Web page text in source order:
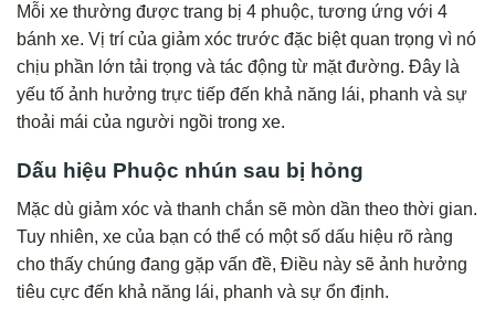
Mỗi xe thường được trang bị 4 phuộc, tương ứng với 4
bánh xe. Vị trí của giảm xóc trước đặc biệt quan trọng vì nó
chịu phần lớn tải trọng và tác động từ mặt đường. Đây là
yếu tố ảnh hưởng trực tiếp đến khả năng lái, phanh và sự
thoải mái của người ngồi trong xe.
Dấu hiệu Phuộc nhún sau bị hỏng
Mặc dù giảm xóc và thanh chắn sẽ mòn dần theo thời gian.
Tuy nhiên, xe của bạn có thể có một số dấu hiệu rõ ràng
cho thấy chúng đang gặp vấn đề, Điều này sẽ ảnh hưởng
tiêu cực đến khả năng lái, phanh và sự ổn định.